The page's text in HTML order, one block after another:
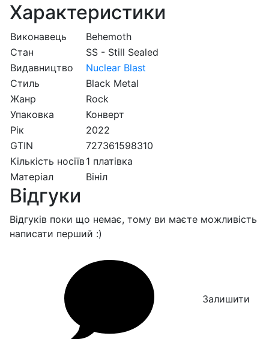
Характеристики
Виконавець
Behemoth
Стан
SS - Still Sealed
Видавництво
Nuclear Blast
Стиль
Black Metal
Жанр
Rock
Упаковка
Конверт
Рік
2022
GTIN
727361598310
Кількість носіїв1 платівка
Матеріал
Вініл
Відгуки
Відгуків поки що немає, тому ви маєте можливість
написати перший :)
Залишити